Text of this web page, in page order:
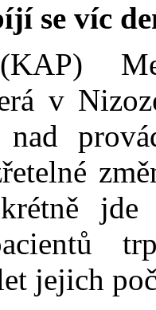
se víc
v
jejich